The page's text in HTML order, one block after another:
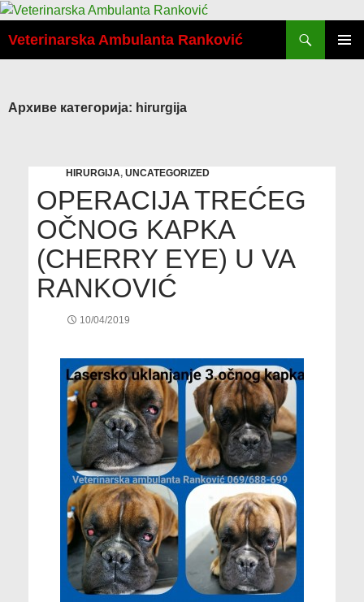
Скочи
садржај
Veterinarska Ambulanta Ranković
Архиве категорија: hirurgija
HIRURGIJA, UNCATEGORIZED
OPERACIJA TREĆEG
OČNOG KAPKA
(CHERRY EYE) U VA
RANKOVIĆ
10/04/2019